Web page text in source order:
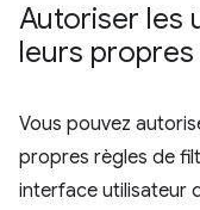
Autoriser les
leurs
Vous pouvez
propres règles de
interface utilisateur